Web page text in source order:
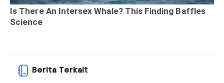
Berita Terkait